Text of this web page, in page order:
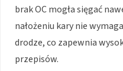
brak OC mogła sięgać
nałożeniu kary nie
drodze, co zapewnia
przepisów.